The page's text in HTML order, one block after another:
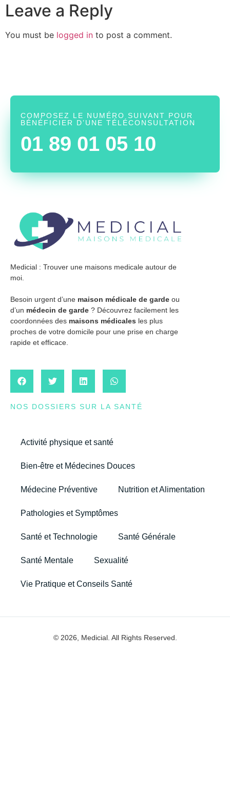
Leave a Reply
You must be logged in to post a comment.
COMPOSEZ LE NUMÉRO SUIVANT POUR
BÉNÉFICIER D’UNE TÉLÉCONSULTATION
01 89 01 05 10
Medicial : Trouver une maisons medicale autour de
moi.
Besoin urgent d’une maison médicale de garde ou
d’un médecin de garde ? Découvrez facilement les
coordonnées des maisons médicales les plus
proches de votre domicile pour une prise en charge
rapide et efficace.
NOS DOSSIERS SUR LA SANTÉ
Activité physique et santé
Bien-être et Médecines Douces
Médecine Préventive Nutrition et Alimentation
Pathologies et Symptômes
Santé et Technologie Santé Générale
Santé Mentale Sexualité
Vie Pratique et Conseils Santé
© 2026, Medicial. All Rights Reserved.